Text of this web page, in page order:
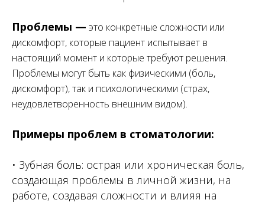
Проблемы — это конкретные сложности или
дискомфорт, которые пациент испытывает в
настоящий момент и которые требуют решения.
Проблемы могут быть как физическими (боль,
дискомфорт), так и психологическими (страх,
неудовлетворенность внешним видом).
Примеры проблем в стоматологии:
• Зубная боль: острая или хроническая боль,
создающая проблемы в личной жизни, на
работе, создавая сложности и влияя на